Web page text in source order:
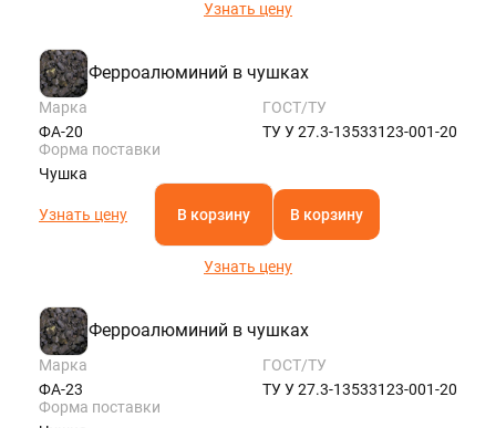
Узнать цену
Ферроалюминий в чушках
Марка
ФА-20
ГОСТ/ТУ
ТУ У 27.3-13533123-001-20
Форма поставки
Чушка
Узнать цену В корзину В корзину
Узнать цену
Ферроалюминий в чушках
Марка
ФА-23
ГОСТ/ТУ
ТУ У 27.3-13533123-001-20
Форма поставки